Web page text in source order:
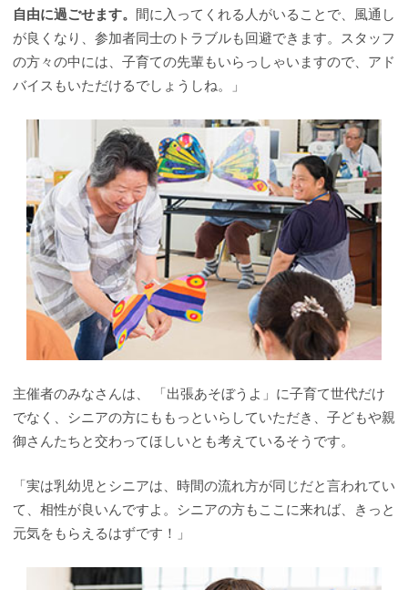
自由に過ごせます。 間に入ってくれる人がいることで、風通し
が良くなり、参加者同士のトラブルも回避できます。スタッフ
の方々の中には、子育ての先輩もいらっしゃいますので、アド
バイスもいただけるでしょうしね。」
主催者のみなさんは、 「出張あそぼうよ」に子育て世代だけ
でなく、シニアの方にももっといらしていただき、子どもや親
御さんたちと交わってほしいとも考えているそうです。
「実は乳幼児とシニアは、時間の流れ方が同じだと言われてい
て、相性が良いんですよ。シニアの方もここに来れば、きっと
元気をもらえるはずです！」